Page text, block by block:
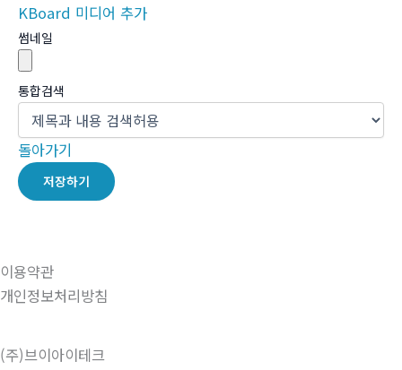
KBoard 미디어 추가
썸네일
통합검색
돌아가기
저장하기
이용약관
개인정보처리방침
(주)브이아이테크